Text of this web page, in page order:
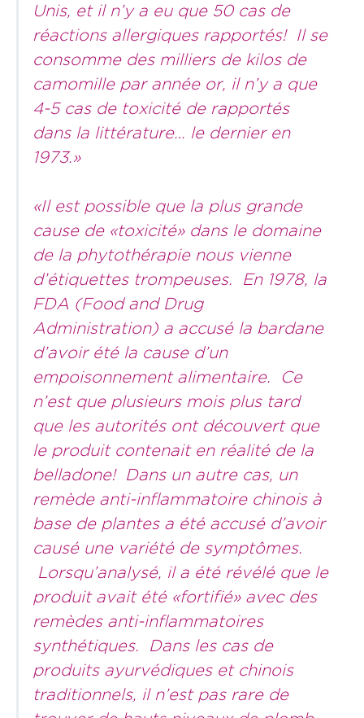
Unis, et il n’y a eu que 50 cas de
réactions allergiques rapportés! Il se
consomme des milliers de kilos de
camomille par année or, il n’y a que
4-5 cas de toxicité de rapportés
dans la littérature… le dernier en
1973.»
«Il est possible que la plus grande
cause de «toxicité» dans le domaine
de la phytothérapie nous vienne
d’étiquettes trompeuses. En 1978, la
FDA (Food and Drug
Administration) a accusé la bardane
d’avoir été la cause d’un
empoisonnement alimentaire. Ce
n’est que plusieurs mois plus tard
que les autorités ont découvert que
le produit contenait en réalité de la
belladone! Dans un autre cas, un
remède anti-inflammatoire chinois à
base de plantes a été accusé d’avoir
causé une variété de symptômes.
Lorsqu’analysé, il a été révélé que le
produit avait été «fortifié» avec des
remèdes anti-inflammatoires
synthétiques. Dans les cas de
produits ayurvédiques et chinois
traditionnels, il n’est pas rare de